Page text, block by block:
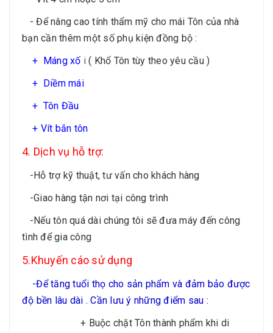
- Để nâng cao tính thẩm mỹ cho mái Tôn của nhà
bạn cần thêm một số phụ kiện đồng bộ :
+
Máng xố i ( Khổ Tôn tùy theo yêu cầu )
+
Diềm mái
+ Tôn Đầu
+ Vít bắn tôn
4. Dịch vụ hỗ trợ:
-Hỗ trợ kỹ thuật, tư vấn cho khách hàng
-Giao hàng tận nơi tại công trình
-Nếu tôn quá dài chúng tôi sẽ đưa máy đến công
tình để gia công
5.Khuyến cáo sử dụng
-Để tăng tuổi thọ cho sản phẩm và đảm bảo được
độ bền lâu dài . Cần lưu ý những điểm sau :
+ Buộc chặt Tôn thành phẩm khi di